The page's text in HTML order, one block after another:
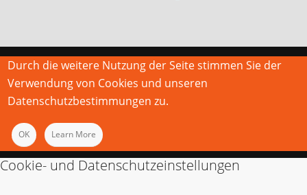
Durch die weitere Nutzung der Seite stimmen Sie der
Verwendung von Cookies und unseren
Datenschutzbestimmungen zu.
OK Learn More
Cookie- und Datenschutzeinstellungen